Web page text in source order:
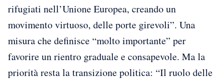
rifugiati nell’Unione Europea, creando un
movimento virtuoso, delle porte girevoli”. Una
misura che definisce “molto importante” per
favorire un rientro graduale e consapevole. Ma la
priorità resta la transizione politica: “Il ruolo delle